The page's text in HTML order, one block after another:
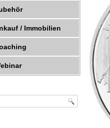
/ Immobilien